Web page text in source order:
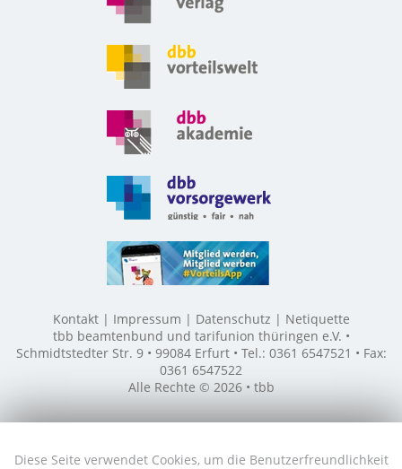
Diese Seite verwendet Cookies, um die Benutzerfreundlichkeit
Kontakt Impressum Datenschutz
Netiquette
tbb beamtenbund und tarifunion thüringen e.V. •
Schmidtstedter Str. 9 • 99084 Erfurt • Tel.: 0361 6547521 • Fax:
0361 6547522
Alle Rechte © 2026 • tbb